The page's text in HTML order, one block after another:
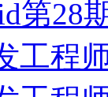
第28
工程